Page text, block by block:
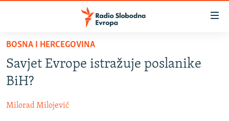
Pređite
glavni
sadržaj
na
BOSNA I HERCEGOVINA
KOSOVO
BOSNA I HERCEGOVINA
Savjet Evrope istražuje poslanike
BiH?
Milorad Milojević